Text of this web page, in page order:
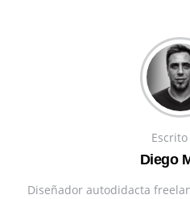
Diego
Diseñador autodidacta